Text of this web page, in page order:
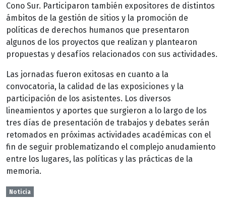
Cono Sur. Participaron también expositores de distintos
ámbitos de la gestión de sitios y la promoción de
políticas de derechos humanos que presentaron
algunos de los proyectos que realizan y plantearon
propuestas y desafíos relacionados con sus actividades.
Las jornadas fueron exitosas en cuanto a la
convocatoria, la calidad de las exposiciones y la
participación de los asistentes. Los diversos
lineamientos y aportes que surgieron a lo largo de los
tres días de presentación de trabajos y debates serán
retomados en próximas actividades académicas con el
fin de seguir problematizando el complejo anudamiento
entre los lugares, las políticas y las prácticas de la
memoria.
Noticia